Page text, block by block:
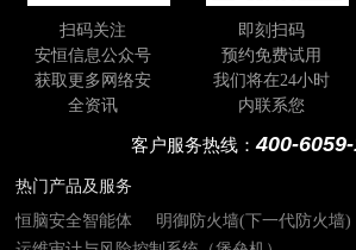
扫码关注
安恒信息公众号
获取更多网络安
全资讯
即刻扫码
预约免费试用
我们将在24小时
内联系您
客户服务热线：400-
热门产品及服务
恒脑安全智能体
明御防火墙(下一代防火墙)